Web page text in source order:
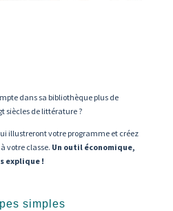
dans sa bibliothèque plus de
siècles de littérature ?
illustreront votre programme et créez
votre classe. Un outil économique,
explique !
simples